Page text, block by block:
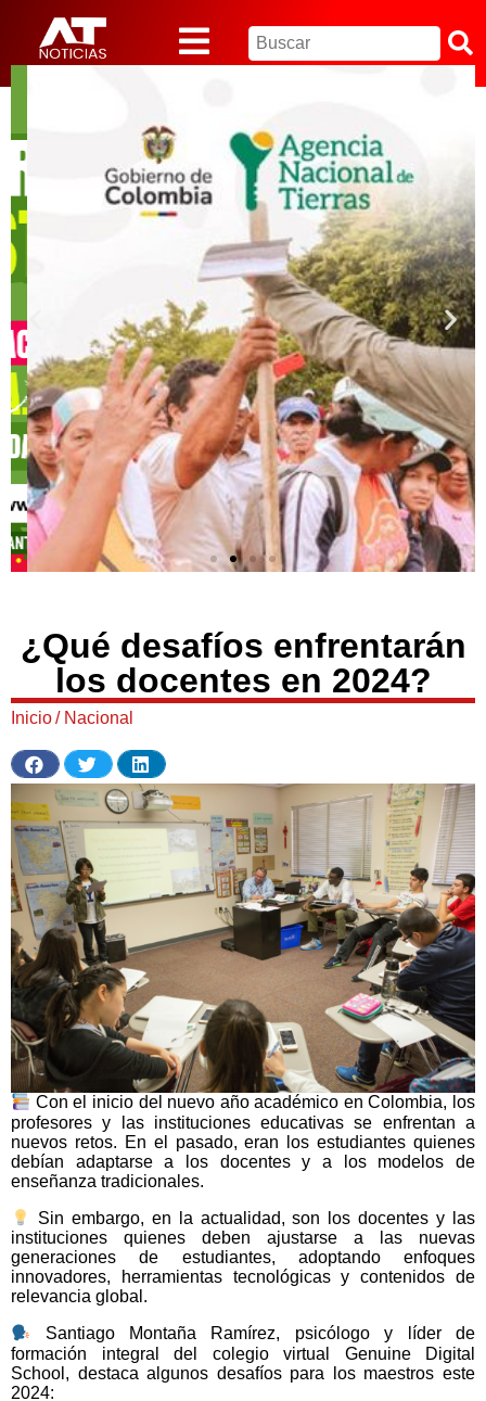
¿Qué desafíos enfrentarán
los docentes en 2024?
Inicio/ Nacional
Con el inicio del nuevo año académico en Colombia, los
profesores y las instituciones educativas se enfrentan a
nuevos retos. En el pasado, eran los estudiantes quienes
debían adaptarse a los docentes y a los modelos de
enseñanza tradicionales.
Sin embargo, en la actualidad, son los docentes y las
instituciones quienes deben ajustarse a las nuevas
generaciones de estudiantes, adoptando enfoques
innovadores, herramientas tecnológicas y contenidos de
relevancia global.
Santiago Montaña Ramírez, psicólogo y líder de
formación integral del colegio virtual Genuine Digital
School, destaca algunos desafíos para los maestros este
2024: